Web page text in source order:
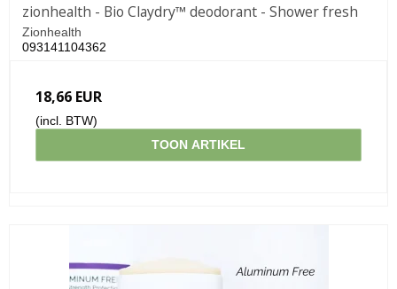
zionhealth - Bio Claydry™ deodorant - Shower fresh
Zionhealth
093141104362
18,66 EUR
(incl. BTW)
TOON ARTIKEL